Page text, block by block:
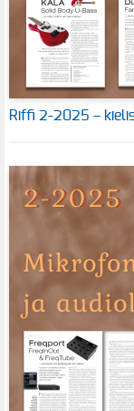
Riffi 2-2025 –